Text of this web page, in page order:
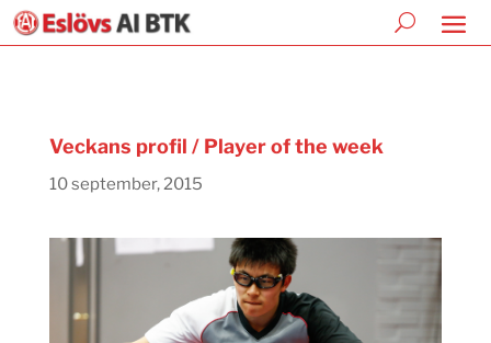
Veckans profil / Player of the week
10 september, 2015